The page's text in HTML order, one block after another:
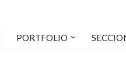
PORTFOLIO